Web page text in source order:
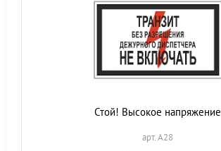
Стой! Высокое напряжение
арт. A28